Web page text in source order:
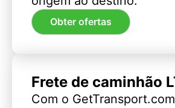
Obter ofertas
Frete de caminhão
Com o